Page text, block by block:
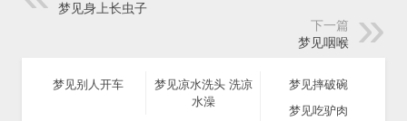
梦见身上长虫子
下一篇
梦见咽喉
梦见别人开车
梦见凉水洗头 洗凉
水澡
梦见摔破碗
梦见吃驴肉